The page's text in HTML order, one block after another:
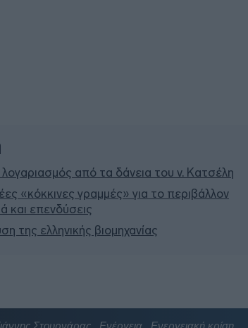
από τα δάνεια του ν. Κατσέλη
«κόκκινες γραμμές» για το περιβάλλον
και επενδύσεις
της ελληνικής βιομηχανίας
Στουρνάρας Ενέργεια Ενεργειακή κρίση